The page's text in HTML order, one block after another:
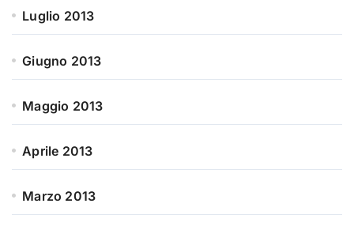
Luglio 2013
Giugno 2013
Maggio 2013
Aprile 2013
Marzo 2013